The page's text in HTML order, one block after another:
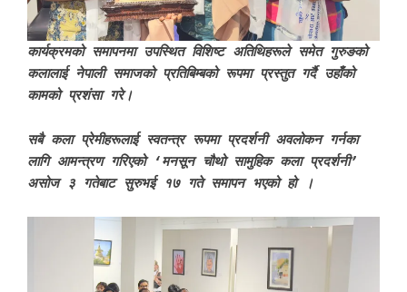
कार्यक्रमको समापनमा उपस्थित विशिष्ट अतिथिहरूले समेत गुरुङको
कलालाई नेपाली समाजको प्रतिबिम्बको रूपमा प्रस्तुत गर्दै उहाँको
कामको प्रशंसा गरे।
सबै कला प्रेमीहरूलाई स्वतन्त्र रूपमा प्रदर्शनी अवलोकन गर्नका
लागि आमन्त्रण गरिएको ‘मनसून चौथो सामुहिक कला प्रदर्शनी’
असोज ३ गतेबाट सुरुभई १७ गते समापन भएको हो ।